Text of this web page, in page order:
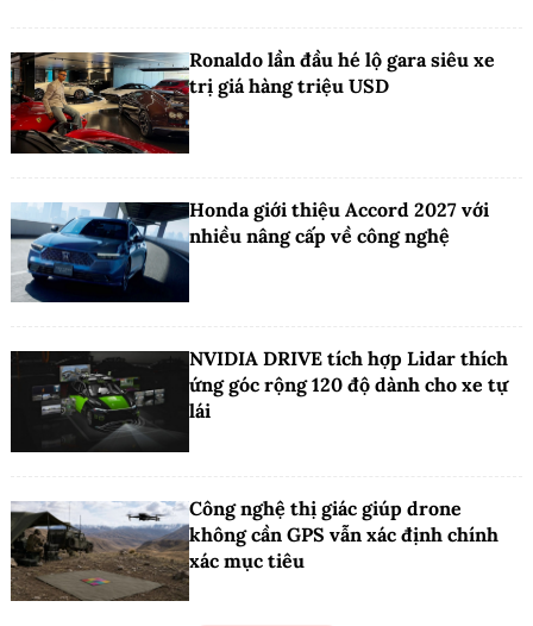
Ronaldo lần đầu hé lộ gara siêu xe
trị giá hàng triệu USD
Honda giới thiệu Accord 2027 với
nhiều nâng cấp về công nghệ
NVIDIA DRIVE tích hợp Lidar thích
ứng góc rộng 120 độ dành cho xe tự
lái
Công nghệ thị giác giúp drone
không cần GPS vẫn xác định chính
xác mục tiêu